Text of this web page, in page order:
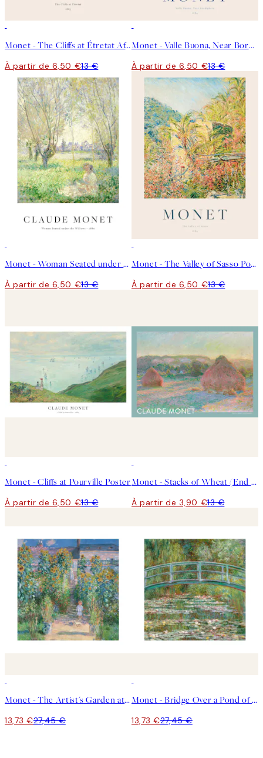
Monet - The Cliffs at Étretat Affiche
À partir de 6,50 €13 €
Monet - Valle Buona, Near Bordighera Poster
À partir de 6,50 €13 €
Monet - Woman Seated under the Willows Poster
À partir de 6,50 €13 €
Monet - The Valley of Sasso Poster
À partir de 6,50 €13 €
Monet - Cliffs at Pourville Poster
À partir de 6,50 €13 €
Monet - Stacks of Wheat (End of Summer) Affiche
À partir de 3,90 €13 €
Monet - The Artist's Garden at Vétheuil Square Affiche
13,73 €27,45 €
Monet - Bridge Over a Pond of Water Lilies Square Affiche
13,73 €27,45 €